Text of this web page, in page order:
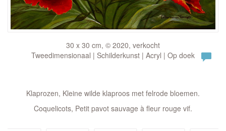
30 x 30 cm, © 2020, verkocht
Tweedimensionaal | Schilderkunst | Acryl | Op doek
Klaprozen, Kleine wilde klaproos met felrode bloemen.
Coquelicots, Petit pavot sauvage à fleur rouge vif.